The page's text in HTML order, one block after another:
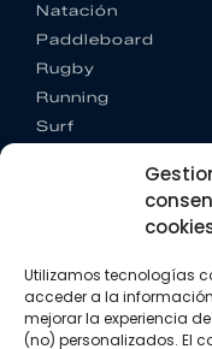
Utilizamos tecnologías
acceder a la
mejorar la experiencia
(no) personalizados. El
Natación
Paddleboard
Rugby
Running
Surf
CONTACTO
+34 662 342
SÍGUENOS